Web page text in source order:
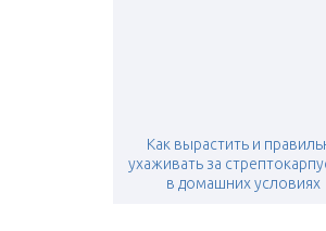
Как вырастить и
ухаживать за
в домашних условиях